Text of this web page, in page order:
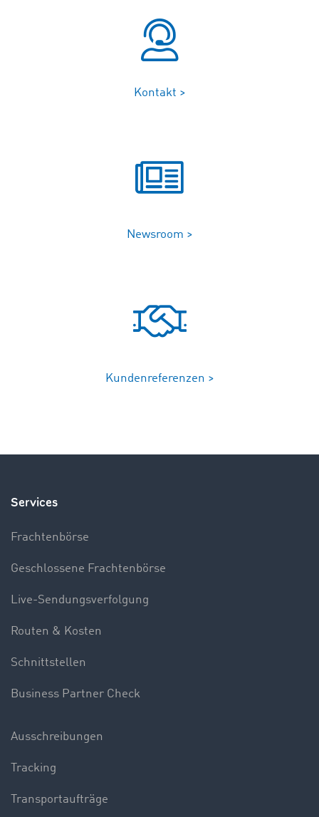
Kontakt >
Newsroom >
Kundenreferenzen >
Services
Frachtenbörse
Geschlossene Frachtenbörse
Live-Sendungsverfolgung
Routen & Kosten
Schnittstellen
Business Partner Check
Ausschreibungen
Tracking
Transportaufträge